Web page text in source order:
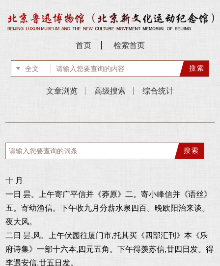
首页 检索首页
文章浏览 高级搜索 综合统计
十 月
一日 昙。上午寄广平信并《莽原》二。寄小峰信并《语丝》
五。寄幼渔信。下午收九月分薪水泉四百。晚欧阳治来谈。
夜大风。
二日 昙,风。上午伏园往厦门市,托其买《四部汇刊》本《乐
府诗集》一部十六本,四元五角。下午得羡苏信,廿四日发。得
李遇安信,廿五日发。